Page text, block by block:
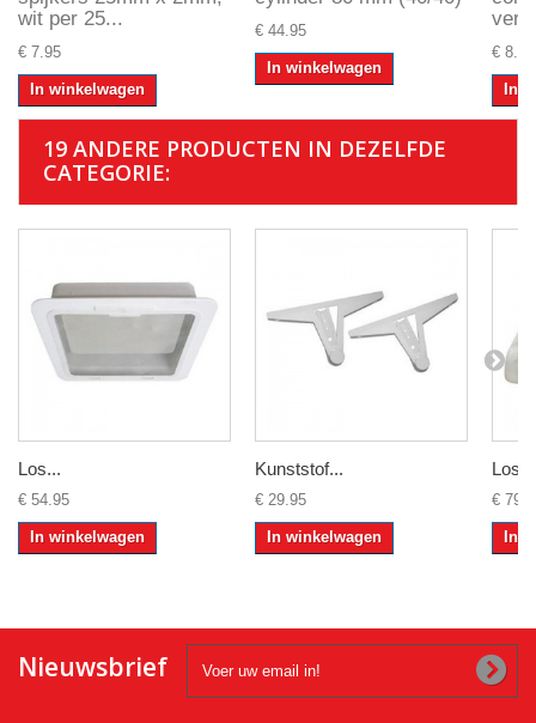
wit per 25...
€ 7.95
In winkelwagen
€ 44.95
In winkelwagen
€ 8.95
In
19 ANDERE PRODUCTEN IN DEZELFDE
CATEGORIE:
Los...
€ 54.95
In winkelwagen
Kunststof...
€ 29.95
In winkelwagen
€
In
Nieuwsbrief